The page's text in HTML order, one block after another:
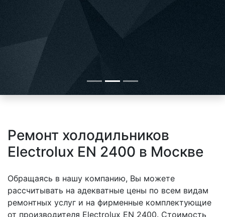
Ремонт холодильников
Electrolux EN 2400 в Москве
Обращаясь в нашу компанию, Вы можете
рассчитывать на адекватные цены по всем видам
ремонтных услуг и на фирменные комплектующие
от производителя Electrolux EN 2400. Стоимость